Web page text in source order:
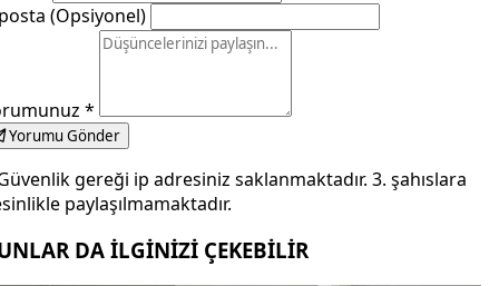
(Opsiyonel)
*
Yorumu Gönder
gereği ip adresiniz saklanmaktadır. 3. şahıslara
paylaşılmamaktadır.
DA İLGİNİZİ ÇEKEBİLİR